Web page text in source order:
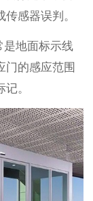
感器误判。
是地面标示线
门的感应范围
。